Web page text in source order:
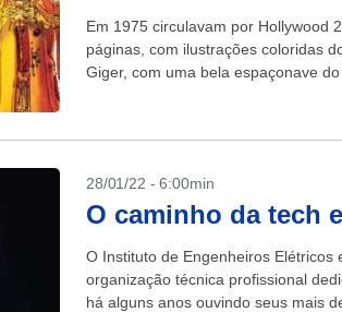
Em 1975 circulavam por Hollywood
páginas, com ilustrações coloridas
Giger, com uma bela espaçonave
28/01/22 - 6:00min
O caminho da tech
O Instituto de Engenheiros Elétricos
organização técnica profissional
há alguns anos ouvindo seus mais